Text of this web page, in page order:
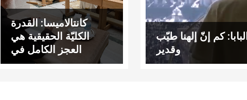
كانتالاميسا: القدرة
الكليّة الحقيقية هي
العجز الكامل في
الجلجلة
البابا: كم إنّ إلهنا طيّب
وقدير